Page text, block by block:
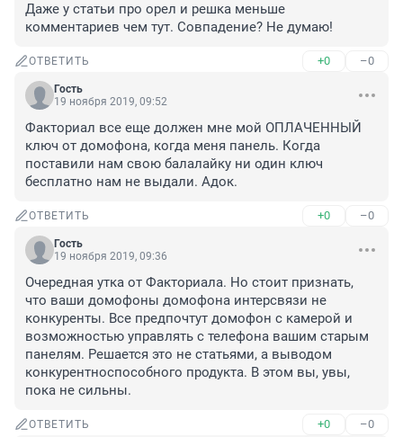
Даже у статьи про орел и решка меньше
комментариев чем тут. Совпадение? Не думаю!
ОТВЕТИТЬ +0 –0
Гость
19 ноября 2019, 09:52
Факториал все еще должен мне мой ОПЛАЧЕННЫЙ
ключ от домофона, когда меня панель. Когда
поставили нам свою балалайку ни один ключ
бесплатно нам не выдали. Адок.
ОТВЕТИТЬ +0 –0
Гость
19 ноября 2019, 09:36
Очередная утка от Факториала. Но стоит признать,
что ваши домофоны домофона интерсвязи не
конкуренты. Все предпочтут домофон с камерой и
возможностью управлять с телефона вашим старым
панелям. Решается это не статьями, а выводом
конкурентноспособного продукта. В этом вы, увы,
пока не сильны.
ОТВЕТИТЬ +0 –0